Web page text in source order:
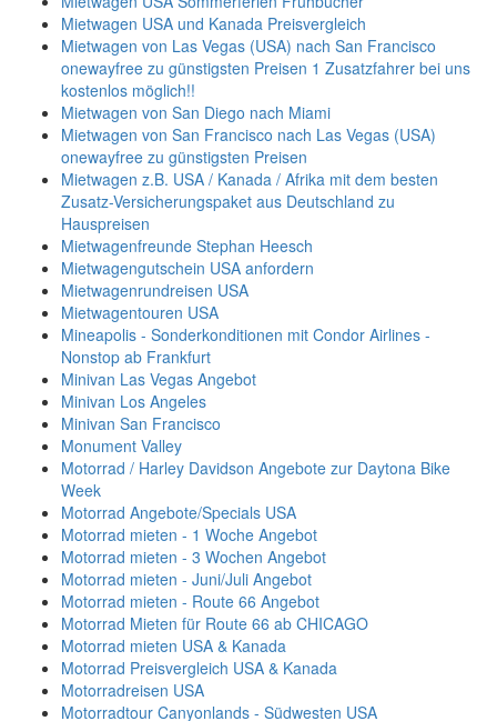
Mietwagen USA und Kanada Preisvergleich
Mietwagen von Las Vegas (USA) nach San Francisco
onewayfree zu günstigsten Preisen 1 Zusatzfahrer bei uns
kostenlos möglich!!
Mietwagen von San Diego nach Miami
Mietwagen von San Francisco nach Las Vegas (USA)
onewayfree zu günstigsten Preisen
Mietwagen z.B. USA / Kanada / Afrika mit dem besten
Zusatz-Versicherungspaket aus Deutschland zu
Hauspreisen
Mietwagenfreunde Stephan Heesch
Mietwagengutschein USA anfordern
Mietwagenrundreisen USA
Mietwagentouren USA
Mineapolis - Sonderkonditionen mit Condor Airlines -
Nonstop ab Frankfurt
Minivan Las Vegas Angebot
Minivan Los Angeles
Minivan San Francisco
Monument Valley
Motorrad / Harley Davidson Angebote zur Daytona Bike
Week
Motorrad Angebote/Specials USA
Motorrad mieten - 1 Woche Angebot
Motorrad mieten - 3 Wochen Angebot
Motorrad mieten - Juni/Juli Angebot
Motorrad mieten - Route 66 Angebot
Motorrad Mieten für Route 66 ab CHICAGO
Motorrad mieten USA & Kanada
Motorrad Preisvergleich USA & Kanada
Motorradreisen USA
Motorradtour Canyonlands - Südwesten USA